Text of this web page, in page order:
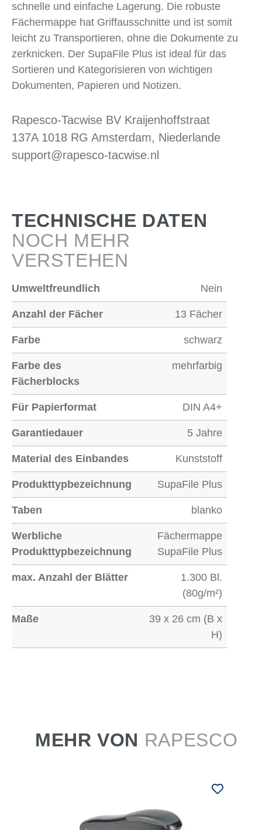
schnelle und einfache Lagerung. Die robuste
Fächermappe hat Griffausschnitte und ist somit
leicht zu Transportieren, ohne die Dokumente zu
zerknicken. Der SupaFile Plus ist ideal für das
Sortieren und Kategorisieren von wichtigen
Dokumenten, Papieren und Notizen.
Rapesco-Tacwise BV Kraijenhoffstraat
137A 1018 RG Amsterdam, Niederlande
support@rapesco-tacwise.nl
TECHNISCHE DATEN
NOCH MEHR
VERSTEHEN
Umweltfreundlich Nein
Anzahl der Fächer 13 Fächer
Farbe schwarz
Farbe des
Fächerblocks
mehrfarbig
Für Papierformat DIN A4+
Garantiedauer 5 Jahre
Material des Einbandes Kunststoff
Produkttypbezeichnung SupaFile Plus
Taben blanko
Werbliche
Produkttypbezeichnung
Fächermappe
SupaFile Plus
max. Anzahl der Blätter
1.300 Bl.
(80g/m²)
Maße
39 x 26 cm (B x
H)
MEHR VON RAPESCO